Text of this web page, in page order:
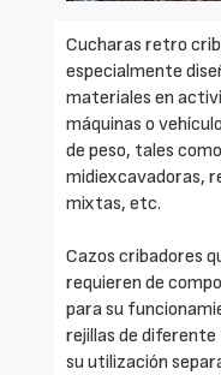
Cucharas retro
especialmente
materiales en
máquinas o
de peso, tales
midiexcavadoras,
mixtas, etc.
Cazos cribadores
requieren de
para su
rejillas de
su utilización